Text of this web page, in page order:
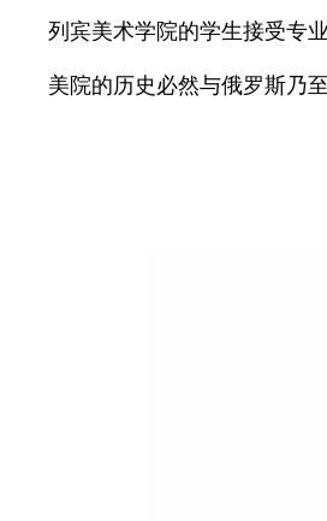
列宾美术学院的学生接受专
美院的历史必然与俄罗斯乃